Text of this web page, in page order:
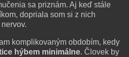
sa priznám. Aj keď stále
dopriala som si z nich
komplikovaným obdobím, kedy
hýbem minimálne. Človek by